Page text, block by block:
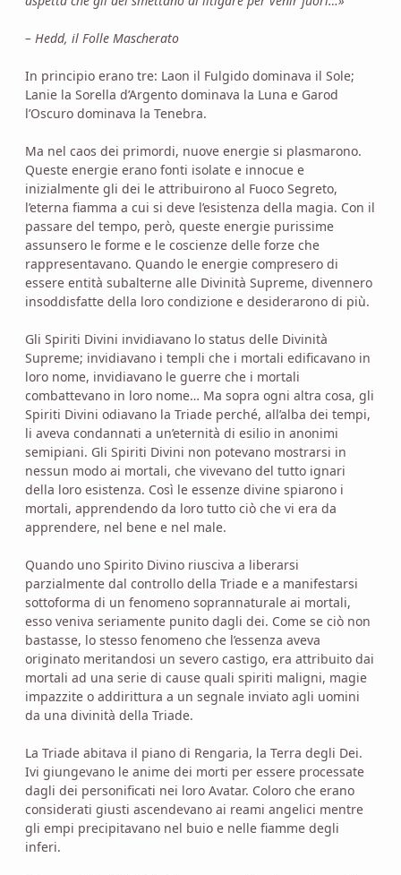
– Hedd, il Folle Mascherato
In principio erano tre: Laon il Fulgido dominava il Sole;
Lanie la Sorella d’Argento dominava la Luna e Garod
l’Oscuro dominava la Tenebra.
Ma nel caos dei primordi, nuove energie si plasmarono.
Queste energie erano fonti isolate e innocue e
inizialmente gli dei le attribuirono al Fuoco Segreto,
l’eterna fiamma a cui si deve l’esistenza della magia. Con il
passare del tempo, però, queste energie purissime
assunsero le forme e le coscienze delle forze che
rappresentavano. Quando le energie compresero di
essere entità subalterne alle Divinità Supreme, divennero
insoddisfatte della loro condizione e desiderarono di più.
Gli Spiriti Divini invidiavano lo status delle Divinità
Supreme; invidiavano i templi che i mortali edificavano in
loro nome, invidiavano le guerre che i mortali
combattevano in loro nome… Ma sopra ogni altra cosa, gli
Spiriti Divini odiavano la Triade perché, all’alba dei tempi,
li aveva condannati a un’eternità di esilio in anonimi
semipiani. Gli Spiriti Divini non potevano mostrarsi in
nessun modo ai mortali, che vivevano del tutto ignari
della loro esistenza. Così le essenze divine spiarono i
mortali, apprendendo da loro tutto ciò che vi era da
apprendere, nel bene e nel male.
Quando uno Spirito Divino riusciva a liberarsi
parzialmente dal controllo della Triade e a manifestarsi
sottoforma di un fenomeno soprannaturale ai mortali,
esso veniva seriamente punito dagli dei. Come se ciò non
bastasse, lo stesso fenomeno che l’essenza aveva
originato meritandosi un severo castigo, era attribuito dai
mortali ad una serie di cause quali spiriti maligni, magie
impazzite o addirittura a un segnale inviato agli uomini
da una divinità della Triade.
La Triade abitava il piano di Rengaria, la Terra degli Dei.
Ivi giungevano le anime dei morti per essere processate
dagli dei personificati nei loro Avatar. Coloro che erano
considerati giusti ascendevano ai reami angelici mentre
gli empi precipitavano nel buio e nelle fiamme degli
inferi.